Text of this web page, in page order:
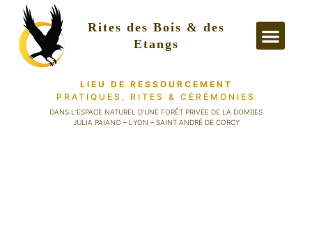
Rites des Bois & des
Etangs
LIEU DE RESSOURCEMENT
PRATIQUES, RITES & CÉRÉMONIES
DANS L’ESPACE NATUREL D’UNE FORÊT PRIVÉE DE LA DOMBES
JULIA PAIANO – LYON – SAINT ANDRÉ DE CORCY